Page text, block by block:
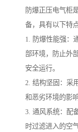
防爆正压电气柜
备，具有以下特点
1. 防爆性能强：
部环境，防止外
安全运行。
2. 结构坚固：采
和恶劣环境的影响
3. 通风系统：配
时过滤进入的空